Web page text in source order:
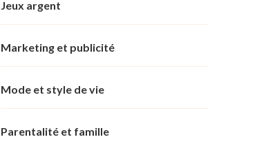
Jeux argent
Marketing et publicité
Mode et style de vie
Parentalité et famille